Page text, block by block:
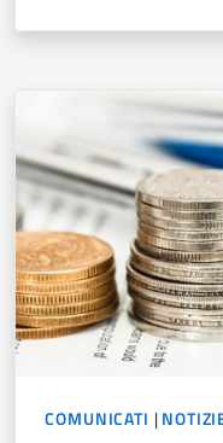
COMUNICATI |